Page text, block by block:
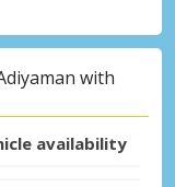
with
availability